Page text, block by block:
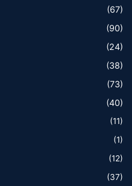
(67)
(90)
(24)
(38)
(73)
(40)
(11)
(1)
(12)
(37)